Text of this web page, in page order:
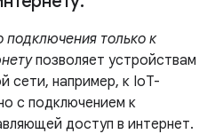
подключения только к
позволяет устройствам
сети, например, к IoT-
с подключением к
доступ в интернет.